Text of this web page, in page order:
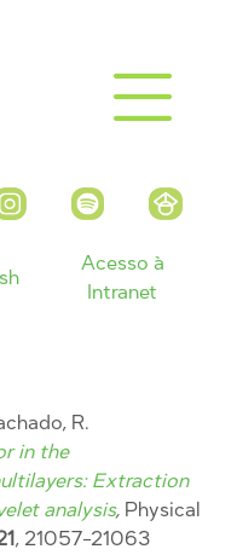
Acesso à
Intranet
R.
in the
Extraction
analysis, Physical
, 21057-21063